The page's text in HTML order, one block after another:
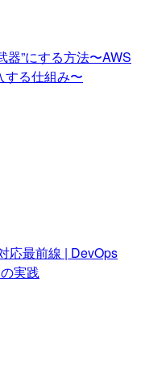
器”にする方法〜AWS
する仕組み〜
応最前線 | DevOps
実践